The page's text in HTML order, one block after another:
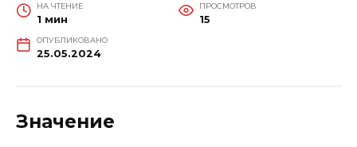
НА ЧТЕНИЕ
1 мин
ПРОСМОТРОВ
15
ОПУБЛИКОВАНО
25.05.2024
Значение